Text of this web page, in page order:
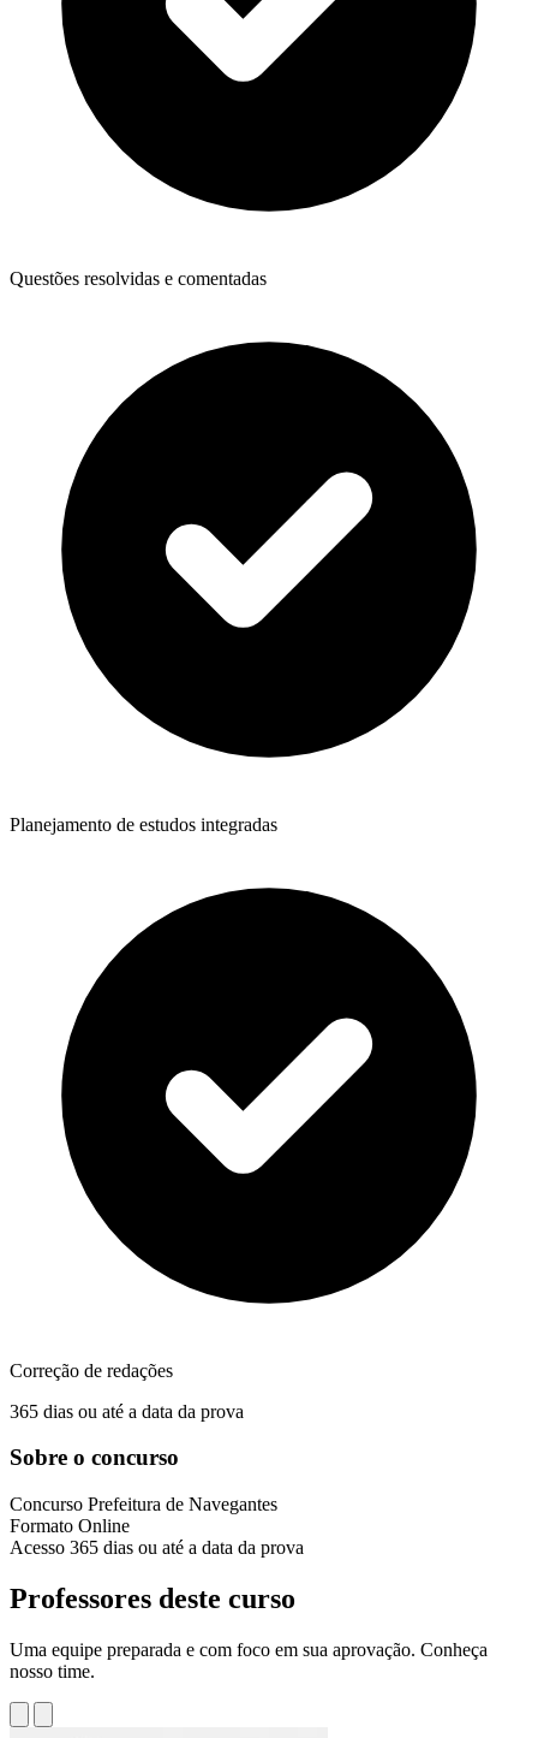
Questões resolvidas e comentadas
Planejamento de estudos integradas
Correção de redações
365 dias ou até a data da prova
Sobre o concurso
Concurso Prefeitura de Navegantes
Formato Online
Acesso 365 dias ou até a data da prova
Professores deste curso
Uma equipe preparada e com foco em sua aprovação. Conheça
nosso time.